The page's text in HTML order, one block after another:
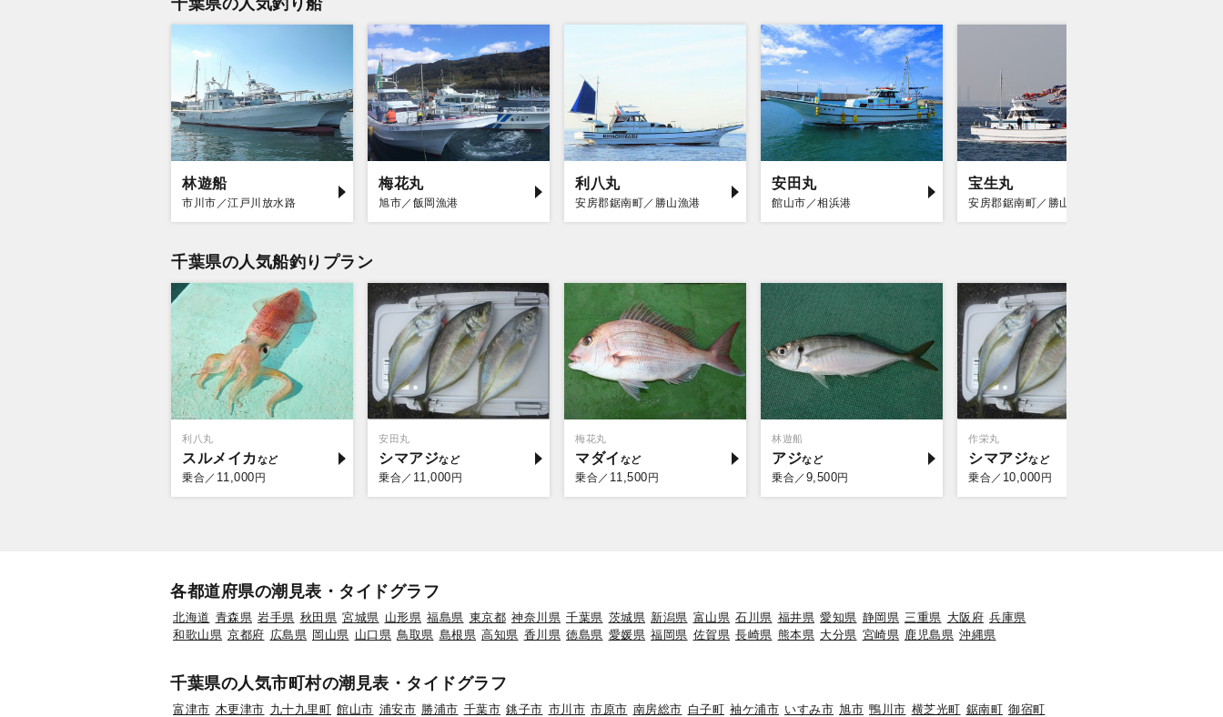
千葉県の人気釣り船
林遊船
市川市／江戸川放水路
梅花丸
旭市／飯岡漁港
利八丸
安房郡鋸南町／勝山漁港
安田丸
館山市／相浜港
宝生丸
安房郡鋸南町／勝山漁港
千葉県の人気船釣りプラン
利八丸
スルメイカ
乗合／ 11,000 円
安田丸
シマアジ
乗合／ 11,000 円
梅花丸
マダイ
乗合／ 11,500 円
林遊船
アジ
乗合／ 9,500円
作栄丸
シマアジ
乗合／ 10,000 円
各都道府県の潮見表・タイドグラフ
北海道 青森県 岩手県 秋田県 宮城県 山形県 福島県 東京都 神奈川県 千葉県 茨城県 新潟県 富山県 石川県 福井県 愛知県 静岡県 三重県 大阪府 兵庫県
和歌山県 京都府 広島県 岡山県 山口県 鳥取県 島根県 高知県 香川県 徳島県 愛媛県 福岡県 佐賀県 長崎県 熊本県 大分県 宮崎県 鹿児島県 沖縄県
千葉県の人気市町村の潮見表・タイドグラフ
富津市 木更津市 九十九里町 館山市 浦安市 勝浦市 千葉市 銚子市 市川市 市原市 南房総市 白子町 袖ケ浦市 いすみ市 旭市 鴨川市 横芝光町 鋸南町 御宿町